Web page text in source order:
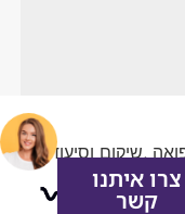
צרו איתנו
קשר